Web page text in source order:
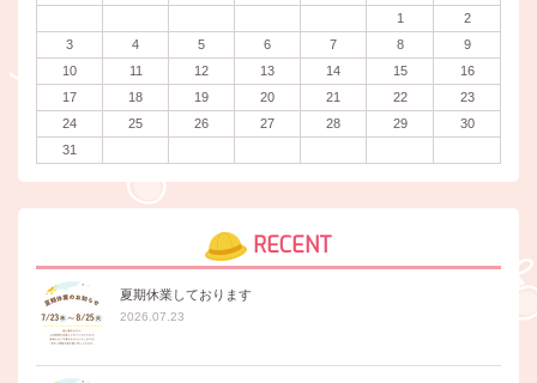
1
2
3
4 5 6 7 8
9
10
11 12 13 14 15
16
17
18 19 20 21 22
23
24
25 26 27 28 29
30
31
RECENT
夏期休業しております
2026.07.23